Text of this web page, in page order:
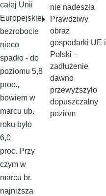
całej Unii
Europejskiej
bezrobocie
nieco
spadło - do
poziomu 5,8
proc.,
bowiem w
marcu ub.
roku było
6,0
proc. Przy
czym w
marcu br.
najniższa
nie nadeszła
Prawdziwy
obraz
gospodarki UE i
Polski –
zadłużenie
dawno
przewyższyło
dopuszczalny
poziom